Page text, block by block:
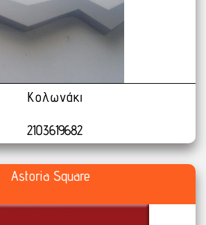
Κολωνάκι
2103619682
Astoria Square